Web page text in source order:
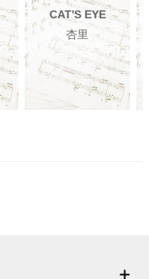
CAT'S EYE
杏里